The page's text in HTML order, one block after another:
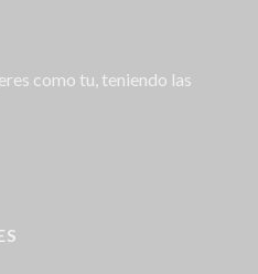
como tu, teniendo las